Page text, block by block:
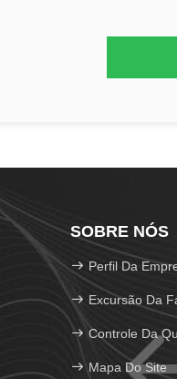
SOBRE NÓS
Perfil Da
Excursão Da
Controle Da
Mapa Do Site